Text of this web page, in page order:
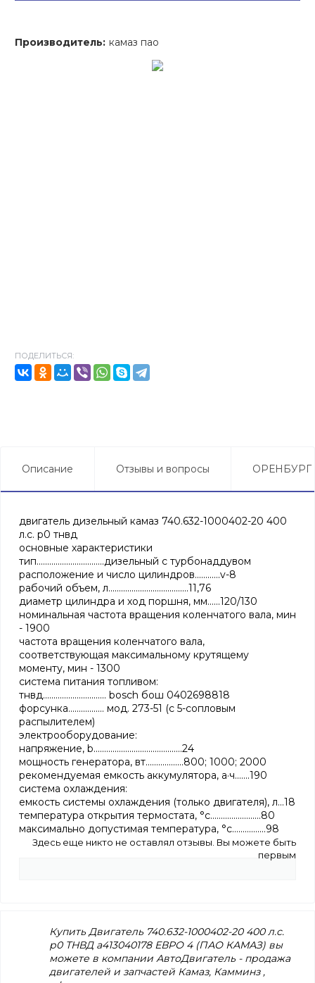
Производитель: камаз пао
ПОДЕЛИТЬСЯ:
Описание Отзывы и вопросы ОРЕНБУРГ
двигатель дизельный камаз 740.632-1000402-20 400
л.с. р0 тнвд
основные характеристики
тип................................дизельный с турбонаддувом
расположение и число цилиндров............v-8
рабочий объем, л......................................11,76
диаметр цилиндра и ход поршня, мм......120/130
номинальная частота вращения коленчатого вала, мин
- 1900
частота вращения коленчатого вала,
соответствующая максимальному крутящему
моменту, мин - 1300
система питания топливом:
тнвд.............................. bosch бош 0402698818
форсунка................. мод. 273-51 (с 5-сопловым
распылителем)
электрооборудование:
напряжение, b..........................................24
мощность генератора, вт..................800; 1000; 2000
рекомендуемая емкость аккумулятора, а·ч.......190
система охлаждения:
емкость системы охлаждения (только двигателя), л...18
температура открытия термостата, °с........................80
максимально допустимая температура, °с................98
Здесь еще никто не оставлял отзывы. Вы можете быть
первым
Купить Двигатель 740.632-1000402-20 400 л.с.
р0 ТНВД а413040178 ЕВРО 4 (ПАО КАМАЗ) вы
можете в компании АвтоДвигатель - продажа
двигателей и запчастей Камаз, Камминз ,